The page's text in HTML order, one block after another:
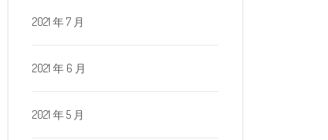
2021 年 7 月
2021 年 6 月
2021 年 5 月